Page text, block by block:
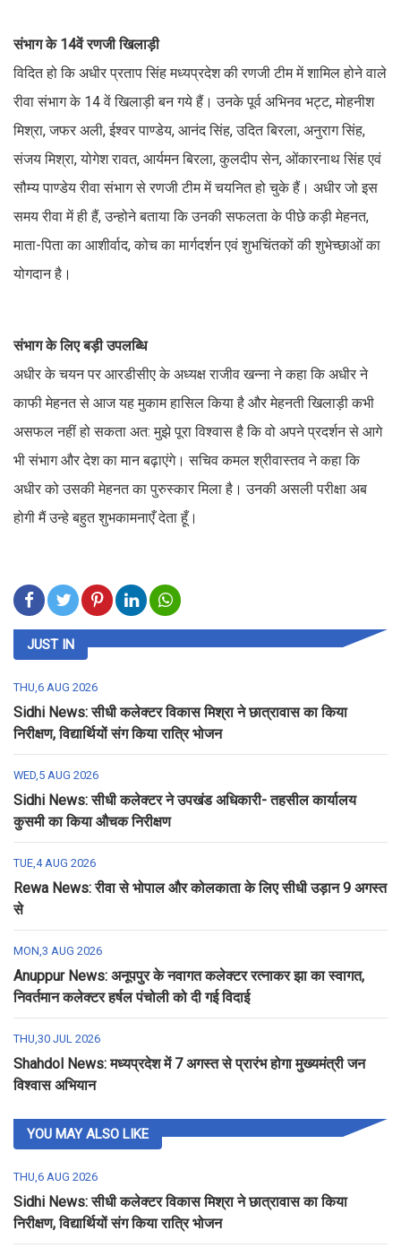
संभाग के 14वें रणजी खिलाड़ी
विदित हो कि अधीर प्रताप सिंह मध्यप्रदेश की रणजी टीम में शामिल होने वाले
रीवा संभाग के 14 वें खिलाड़ी बन गये हैं। उनके पूर्व अभिनव भट्ट, मोहनीश
मिश्रा, जफर अली, ईश्वर पाण्डेय, आनंद सिंह, उदित बिरला, अनुराग सिंह,
संजय मिश्रा, योगेश रावत, आर्यमन बिरला, कुलदीप सेन, ओंकारनाथ सिंह एवं
सौम्य पाण्डेय रीवा संभाग से रणजी टीम में चयनित हो चुके हैं। अधीर जो इस
समय रीवा में ही हैं, उन्होने बताया कि उनकी सफलता के पीछे कड़ी मेहनत,
माता-पिता का आशीर्वाद, कोच का मार्गदर्शन एवं शुभचिंतकों की शुभेच्छाओं का
योगदान है।
संभाग के लिए बड़ी उपलब्धि
अधीर के चयन पर आरडीसीए के अध्यक्ष राजीव खन्ना ने कहा कि अधीर ने
काफी मेहनत से आज यह मुकाम हासिल किया है और मेहनती खिलाड़ी कभी
असफल नहीं हो सकता अत: मुझे पूरा विश्वास है कि वो अपने प्रदर्शन से आगे
भी संभाग और देश का मान बढ़ाएंगे। सचिव कमल श्रीवास्तव ने कहा कि
अधीर को उसकी मेहनत का पुरुस्कार मिला है। उनकी असली परीक्षा अब
होगी मैं उन्हे बहुत शुभकामनाएँ देता हूँ।
JUST IN
THU,6 AUG 2026
Sidhi News: सीधी कलेक्टर विकास मिश्रा ने छात्रावास का किया
निरीक्षण, विद्यार्थियों संग किया रात्रि भोजन
WED,5 AUG 2026
Sidhi News: सीधी कलेक्टर ने उपखंड अधिकारी- तहसील कार्यालय
कुसमी का किया औचक निरीक्षण
TUE,4 AUG 2026
Rewa News: रीवा से भोपाल और कोलकाता के लिए सीधी उड़ान 9 अगस्त
से
MON,3 AUG 2026
Anuppur News: अनूपपुर के नवागत कलेक्टर रत्नाकर झा का स्वागत,
निवर्तमान कलेक्टर हर्षल पंचोली को दी गई विदाई
THU,30 JUL 2026
Shahdol News: मध्यप्रदेश में 7 अगस्त से प्रारंभ होगा मुख्यमंत्री जन
विश्वास अभियान
YOU MAY ALSO LIKE
THU,6 AUG 2026
Sidhi News: सीधी कलेक्टर विकास मिश्रा ने छात्रावास का किया
निरीक्षण, विद्यार्थियों संग किया रात्रि भोजन